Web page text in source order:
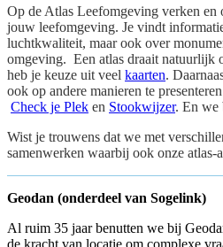
Op de Atlas Leefomgeving verken
jouw leefomgeving. Je vindt
luchtkwaliteit, maar ook over
omgeving. Een atlas draait natuurlijk
heb je keuze uit veel kaarten.
ook op andere manieren te
Check je Plek en Stookwijzer. En we
Wist je trouwens dat we met
samenwerken waarbij ook onze
Geodan (onderdeel van Sogelink)
Al ruim 35 jaar benutten we bij
de kracht van locatie om complexe